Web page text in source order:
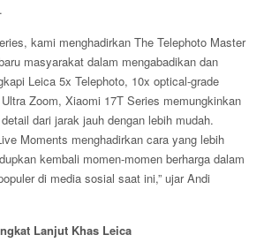
kami menghadirkan The Telephoto Master
masyarakat dalam mengabadikan dan
Leica 5x Telephoto, 10x optical-grade
Zoom, Xiaomi 17T Series memungkinkan
dari jarak jauh dengan lebih mudah.
Moments menghadirkan cara yang lebih
kembali momen-momen berharga dalam
di media sosial saat ini,” ujar Andi
Lanjut Khas Leica